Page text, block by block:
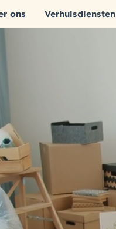
ons Verhuisdiensten